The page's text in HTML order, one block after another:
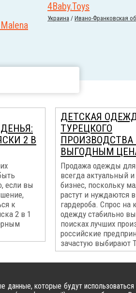
4Baby.Toys
Украина / Ивано-Франковская
2 В
если вы
к
2 в 1
ДЕТСКАЯ
ТУРЕЦКОГО
ПРОИЗВОДСТВА
ВЫГОДНЫМ
Продажа одежды для
всегда актуальный
бизнес, поскольку
растут и нуждаются
гардероба. Спрос на
одежду стабильно
поисках лучших
российские
зачастую выбирают
которые будут использоваться